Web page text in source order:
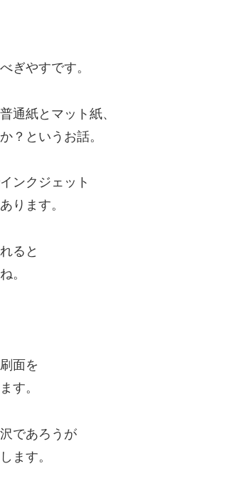
ぎやすです。
通紙とマット紙、
？というお話。
ンクジェット
ります。
ると
。
面を
す。
であろうが
ます。